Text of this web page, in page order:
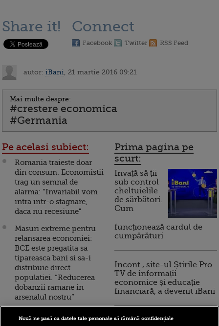
Share it! Connect
Facebook Twitter RSS Feed
autor: iBani , 21 martie 2016 09:21
Mai multe despre:
#crestere economica
#Germania
Pe acelasi subiect:
Romania traieste doar
din consum. Economistii
trag un semnal de
alarma: “Invariabil vom
intra intr-o stagnare,
daca nu recesiune"
Masuri extreme pentru
relansarea economiei:
BCE este pregatita sa
tipareasca bani si sa-i
distribuie direct
populatiei. “Reducerea
dobanzii ramane in
arsenalul nostru”
Isarescu: “Nu am vazut
Prima pagina pe
scurt:
Invață să ții
sub control
cheltuielile
de sărbători.
Cum
funcționează cardul de
cumpărături
Incont , site-ul Știrile Pro
TV de informații
economice și educație
financiară, a devenit iBani
10 reguli pentru decizii
Nouă ne pasă ca datele tale personale să rămână confidențiale